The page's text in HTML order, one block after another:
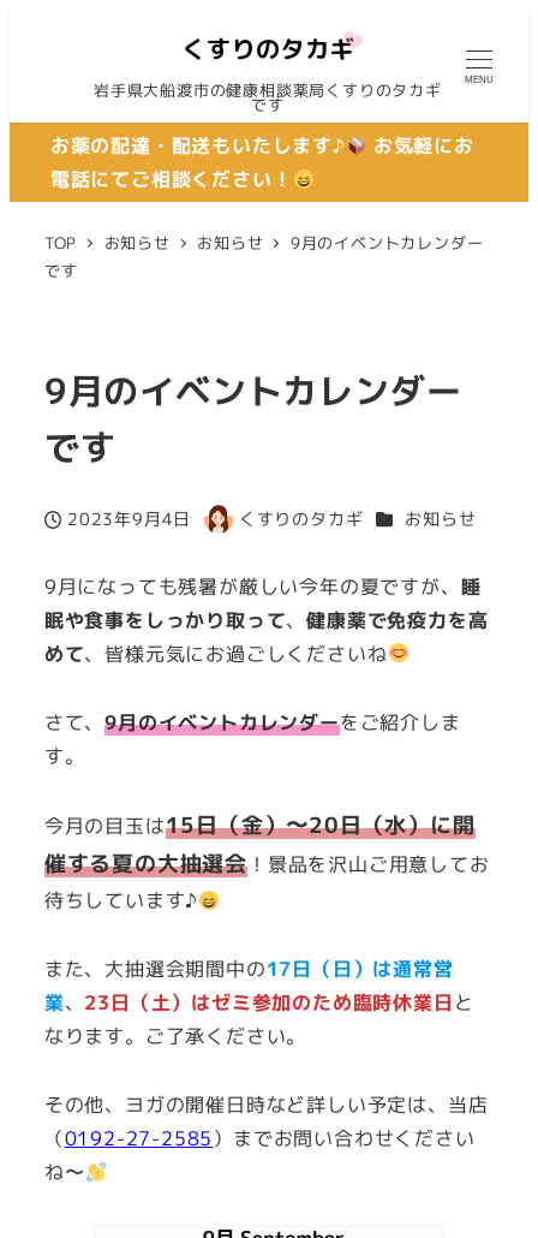
岩手県大船渡市の健康相談薬局くすりのタカギ
です
MENU
お薬の配達・配送もいたします♪
お気軽にお
電話にてご相談ください！
TOP お知らせ お知らせ
9月のイベントカレンダー
です
9月のイベントカレンダー
です
投稿日
2023年9月4日
著
くすりのタカギ カテゴリー
お知らせ
9月になっても残暑が厳しい今年の夏ですが、 睡
眠や食事をしっかり取って、健康薬で免疫力を高
めて、皆様元気にお過ごしくださいね
さて、9月のイベントカレンダーをご紹介しま
す。
今月の目玉は15日（金）〜20日（水）に開
催する夏の大抽選会 ！景品を沢山ご用意してお
待ちしています♪
また、大抽選会期間中の17日（日）は通常営
業、 23日（土）はゼミ参加のため臨時休業日 と
なります。ご了承ください。
その他、ヨガの開催日時など詳しい予定は、当店
（0192-27-2585）までお問い合わせください
ね〜